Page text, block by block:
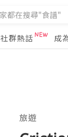
社群熱話 成
旅遊